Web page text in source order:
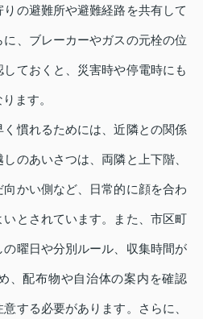
の避難所や避難経路を共有して
、ブレーカーやガスの元栓の位
ておくと、災害時や停電時にも
ます。
慣れるためには、近隣との関係
のあいさつは、両隣と上下階、
かい側など、日常的に顔を合わ
とされています。また、市区町
曜日や分別ルール、収集時間が
、配布物や自治体の案内を確認
する必要があります。さらに、